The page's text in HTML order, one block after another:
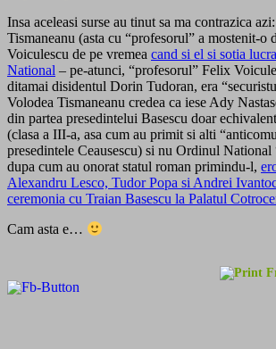
Insa aceleasi surse au tinut sa ma contrazica
Tismaneanu (asta cu “profesorul” a mostenit-o
Voiculescu de pe vremea cand si el si sotia
National – pe-atunci, “profesorul” Felix
ditamai disidentul Dorin Tudoran, era
Volodea Tismaneanu credea ca iese Ady
din partea presedintelui Basescu doar
(clasa a III-a, asa cum au primit si alti
presedintele Ceausescu) si nu Ordinul National
dupa cum au onorat statul roman primindu-l,
Alexandru Lesco, Tudor Popa si Andrei
ceremonia cu Traian Basescu la Palatul
Cam asta e…